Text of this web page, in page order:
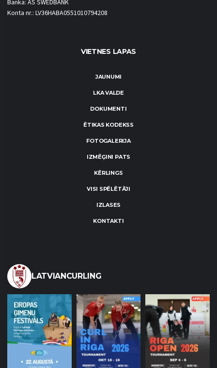
Banka: AS SWEDBANK
Konta nr.: LV36HABA0551010794208
VIETNES LAPAS
JAUNUMI
LKA VALDE
DOKUMENTI
ĒTIKAS KODEKSS
FOTOGALERIJA
IZMĒĢINI PATS
KĒRLINGS
VISI SPĒLĒTĀJI
IZLASES
KONTAKTI
LATVIANCURLING